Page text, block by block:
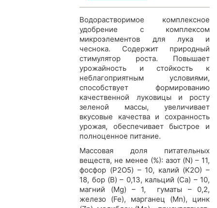
Водорастворимое комплексное
удобрение с комплексом
микроэлементов для лука и
чеснока. Содержит природный
стимулятор роста. Повышает
урожайность и стойкость к
неблагоприятным условиями,
способствует формированию
качественной луковицы и росту
зеленой массы, увеличивает
вкусовые качества и сохранность
урожая, обеспечивает быстрое и
полноценное питание.
Массовая доля питательных
веществ, не менее (%): азот (N) – 11,
фосфор (P2O5) – 10, калий (K2О) –
18, бор (B) – 0,13, кальций (Ca) – 10,
магний (Mg) – 1, гуматы – 0,2,
железо (Fe), марганец (Mn), цинк